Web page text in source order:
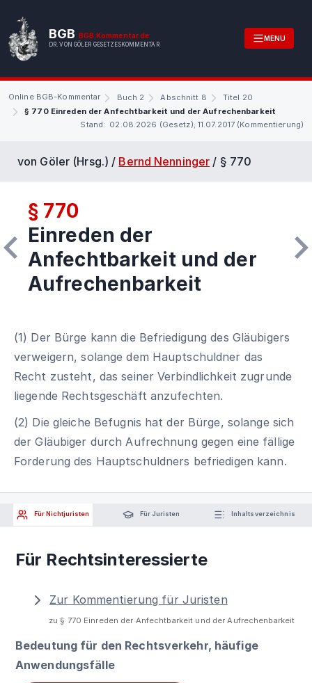
BGB BGB.Kommentar.de
DR. VON GÖLER GESETZESKOMMENTAR
MENU
Online BGB-Kommentar Buch 2 Abschnitt 8
Titel 20
§ 770 Einreden der Anfechtbarkeit und der Aufrechenbarkeit
Stand: 02.08.2026 (Gesetz); 11.07.2017 (Kommentierung)
von Göler (Hrsg.) / Bernd Nenninger / § 770
§ 770
Einreden der
Anfechtbarkeit und der
Aufrechenbarkeit
(1) Der Bürge kann die Befriedigung des Gläubigers
verweigern, solange dem Hauptschuldner das
Recht zusteht, das seiner Verbindlichkeit zugrunde
liegende Rechtsgeschäft anzufechten.
(2) Die gleiche Befugnis hat der Bürge, solange sich
der Gläubiger durch Aufrechnung gegen eine fällige
Forderung des Hauptschuldners befriedigen kann.
Für Nichtjuristen Für Juristen Inhaltsverzeichnis
Für Rechtsinteressierte
Zur Kommentierung für Juristen
zu § 770 Einreden der Anfechtbarkeit und der Aufrechenbarkeit
Bedeutung für den Rechtsverkehr, häufige
Anwendungsfälle